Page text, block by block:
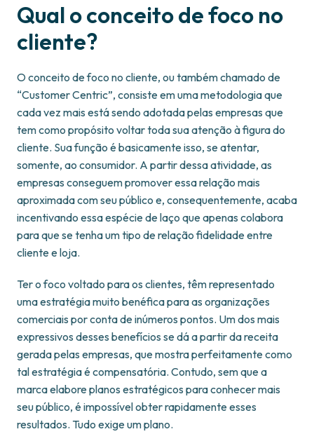
Qual o conceito de foco no
cliente?
O conceito de foco no cliente, ou também chamado de
“Customer Centric”, consiste em uma metodologia que
cada vez mais está sendo adotada pelas empresas que
tem como propósito voltar toda sua atenção à figura do
cliente. Sua função é basicamente isso, se atentar,
somente, ao consumidor. A partir dessa atividade, as
empresas conseguem promover essa relação mais
aproximada com seu público e, consequentemente, acaba
incentivando essa espécie de laço que apenas colabora
para que se tenha um tipo de relação fidelidade entre
cliente e loja.
Ter o foco voltado para os clientes, têm representado
uma estratégia muito benéfica para as organizações
comerciais por conta de inúmeros pontos. Um dos mais
expressivos desses benefícios se dá a partir da receita
gerada pelas empresas, que mostra perfeitamente como
tal estratégia é compensatória. Contudo, sem que a
marca elabore planos estratégicos para conhecer mais
seu público, é impossível obter rapidamente esses
resultados. Tudo exige um plano.